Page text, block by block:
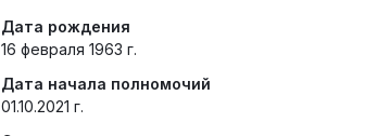
Дата рождения
16 февраля 1963 г.
Дата начала полномочий
01.10.2021 г.